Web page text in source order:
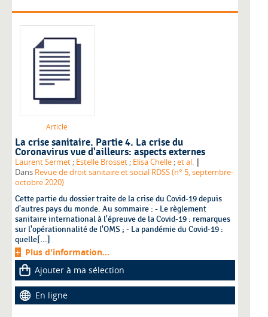
Article
La crise sanitaire. Partie 4. La crise du
Coronavirus vue d'ailleurs: aspects externes
Laurent Sermet ; Estelle Brosset ; Elisa Chelle ;et al. |
Dans Revue de droit sanitaire et social RDSS (n° 5, septembre-
octobre 2020)
Cette partie du dossier traite de la crise du Covid-19 depuis
d'autres pays du monde. Au sommaire : - Le règlement
sanitaire international à l'épreuve de la Covid-19 : remarques
sur l'opérationnalité de l'OMS ; - La pandémie du Covid-19 :
quelle[...]
Plus d'information...
Ajouter à ma sélection
En ligne